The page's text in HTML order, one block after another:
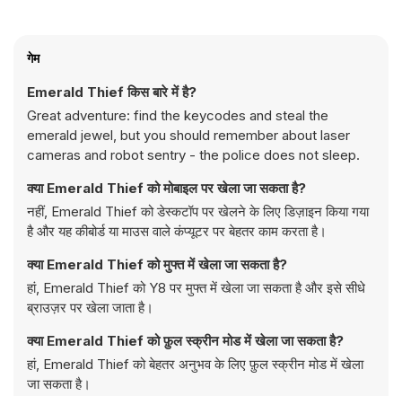
गेम
Emerald Thief किस बारे में है?
Great adventure: find the keycodes and steal the
emerald jewel, but you should remember about laser
cameras and robot sentry - the police does not sleep.
क्या Emerald Thief को मोबाइल पर खेला जा सकता है?
नहीं, Emerald Thief को डेस्कटॉप पर खेलने के लिए डिज़ाइन किया गया
है और यह कीबोर्ड या माउस वाले कंप्यूटर पर बेहतर काम करता है।
क्या Emerald Thief को मुफ्त में खेला जा सकता है?
हां, Emerald Thief को Y8 पर मुफ्त में खेला जा सकता है और इसे सीधे
ब्राउज़र पर खेला जाता है।
क्या Emerald Thief को फ़ुल स्क्रीन मोड में खेला जा सकता है?
हां, Emerald Thief को बेहतर अनुभव के लिए फ़ुल स्क्रीन मोड में खेला
जा सकता है।